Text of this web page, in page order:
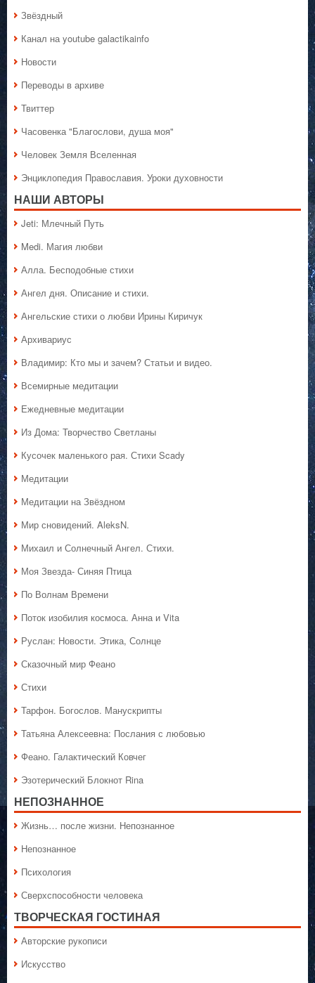
Звёздный
Канал на youtube galactikainfo
Новости
Переводы в архиве
Твиттер
Часовенка "Благослови, душа моя"
Человек Земля Вселенная
Энциклопедия Православия. Уроки духовности
НАШИ АВТОРЫ
Jeti: Млечный Путь
Medi. Магия любви
Алла. Бесподобные стихи
Ангел дня. Описание и стихи.
Ангельские стихи о любви Ирины Киричук
Архивариус
Владимир: Кто мы и зачем? Статьи и видео.
Всемирные медитации
Ежедневные медитации
Из Дома: Творчество Светланы
Кусочек маленького рая. Стихи Scady
Медитации
Медитации на Звёздном
Мир сновидений. AleksN.
Михаил и Солнечный Ангел. Стихи.
Моя Звезда- Синяя Птица
По Волнам Времени
Поток изобилия космоса. Анна и Vita
Руслан: Новости. Этика, Солнце
Сказочный мир Феано
Стихи
Тарфон. Богослов. Манускрипты
Татьяна Алексеевна: Послания с любовью
Феано. Галактический Ковчег
Эзотерический Блокнот Rina
НЕПОЗНАННОЕ
Жизнь… после жизни. Непознанное
Непознанное
Психология
Сверхспособности человека
ТВОРЧЕСКАЯ ГОСТИНАЯ
Авторские рукописи
Искусство